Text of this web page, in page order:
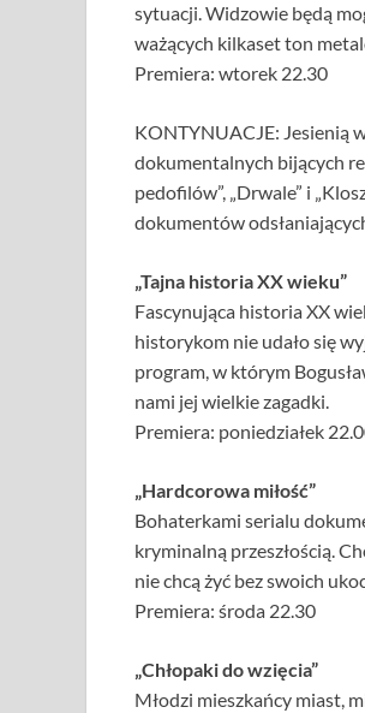
sytuacji. Widzowie będą
ważących kilkaset ton
Premiera: wtorek 22.30
KONTYNUACJE: Jesienią
dokumentalnych bijących
pedofilów”, „Drwale” i
dokumentów
„Tajna historia XX wieku”
Fascynująca historia XX
historykom nie udało się
program, w którym
nami jej wielkie zagadki.
Premiera: poniedziałek
„Hardcorowa miłość”
Bohaterkami serialu
kryminalną przeszłością.
nie chcą żyć bez swoich
Premiera: środa 22.30
„Chłopaki do wzięcia”
Młodzi mieszkańcy miast,